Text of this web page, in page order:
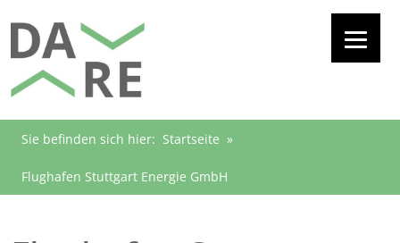
Sie befinden sich hier: Startseite »
Flughafen Stuttgart Energie GmbH